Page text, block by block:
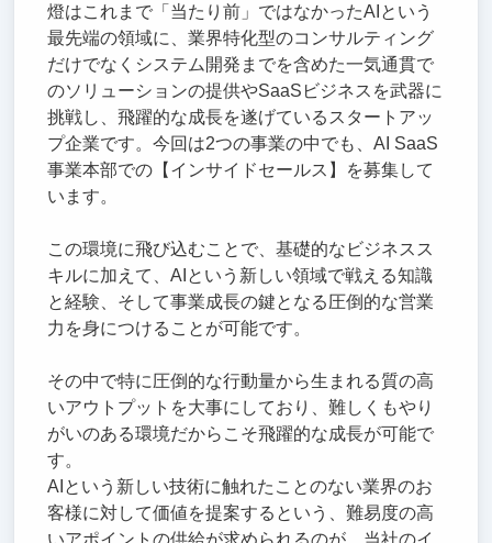
燈はこれまで「当たり前」ではなかったAIという
最先端の領域に、業界特化型のコンサルティング
だけでなくシステム開発までを含めた一気通貫で
のソリューションの提供やSaaSビジネスを武器に
挑戦し、飛躍的な成長を遂げているスタートアッ
プ企業です。今回は2つの事業の中でも、AI SaaS
事業本部での【インサイドセールス】を募集して
います。
この環境に飛び込むことで、基礎的なビジネスス
キルに加えて、AIという新しい領域で戦える知識
と経験、そして事業成長の鍵となる圧倒的な営業
力を身につけることが可能です。
その中で特に圧倒的な行動量から生まれる質の高
いアウトプットを大事にしており、難しくもやり
がいのある環境だからこそ飛躍的な成長が可能で
す。
AIという新しい技術に触れたことのない業界のお
客様に対して価値を提案するという、難易度の高
いアポイントの供給が求められるのが、当社のイ